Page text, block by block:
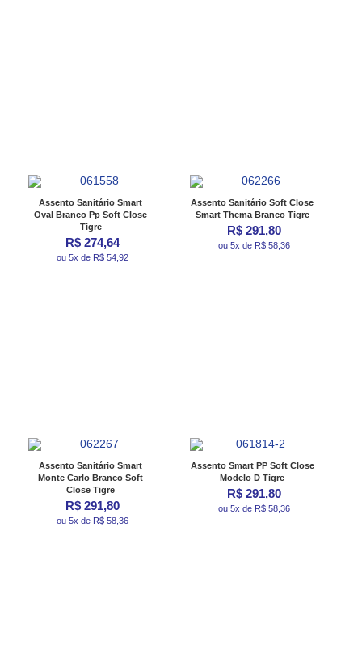
Assento Sanitário Smart
Oval Branco Pp Soft Close
Tigre
R$ 274,64
ou 5x de R$ 54,92
Assento Sanitário Soft Close
Smart Thema Branco Tigre
R$ 291,80
ou 5x de R$ 58,36
Assento Sanitário Smart
Monte Carlo Branco Soft
Close Tigre
R$ 291,80
ou 5x de R$ 58,36
Assento Smart PP Soft Close
Modelo D Tigre
R$ 291,80
ou 5x de R$ 58,36